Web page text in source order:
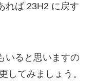
れば 23H2 に戻す
いると思いますの
してみましょう。